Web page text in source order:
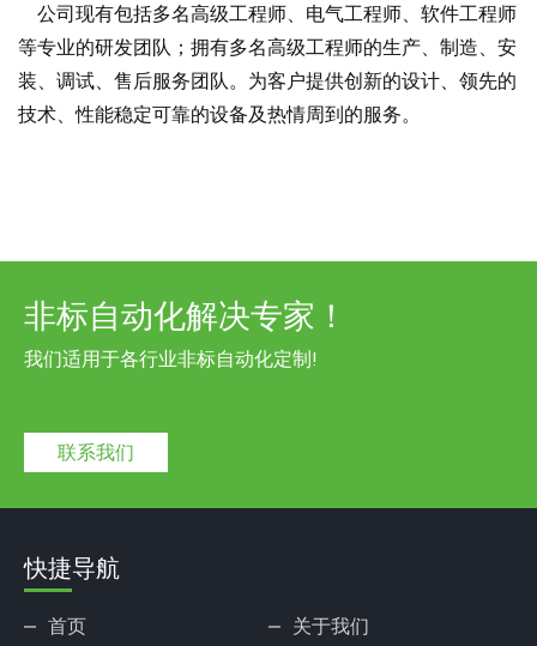
公司现有包括多名高级工程师、电气工程师、软件工程师
等专业的研发团队；拥有多名高级工程师的生产、制造、安
装、调试、售后服务团队。为客户提供创新的设计、领先的
技术、性能稳定可靠的设备及热情周到的服务。
非标自动化解决专家！
我们适用于各行业非标自动化定制!
联系我们
快捷导航
首页
关于我们